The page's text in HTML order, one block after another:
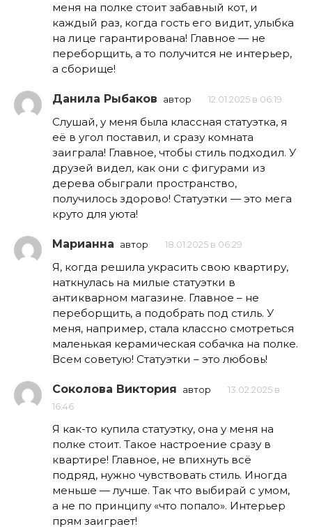
меня на полке стоит забавный кот, и
каждый раз, когда гость его видит, улыбка
на лице гарантирована! Главное — не
переборщить, а то получится не интерьер,
а сборище!
Данила Рыбаков автор 12.01.2025 в 06:19
Слушай, у меня была классная статуэтка, я
её в угол поставил, и сразу комната
заиграла! Главное, чтобы стиль подходил. У
друзей видел, как они с фигурами из
дерева обыграли пространство,
получилось здорово! Статуэтки — это мега
круто для уюта!
Марианна автор 18.01.2025 в 06:29
Я, когда решила украсить свою квартиру,
наткнулась на милые статуэтки в
антикварном магазине. Главное – не
переборщить, а подобрать под стиль. У
меня, например, стала классно смотреться
маленькая керамическая собачка на полке.
Всем советую! Статуэтки – это любовь!
Соколова Виктория автор
13.02.2025 в
16:46
Я как-то купила статуэтку, она у меня на
полке стоит. Такое настроение сразу в
квартире! Главное, не впихнуть всё
подряд, нужно чувствовать стиль. Иногда
меньше — лучше. Так что выбирай с умом,
а не по принципу «что попало». Интерьер
прям заиграет!